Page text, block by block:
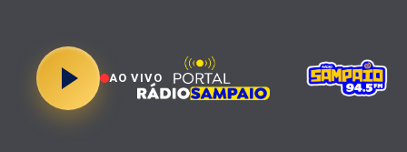
AO VIVO